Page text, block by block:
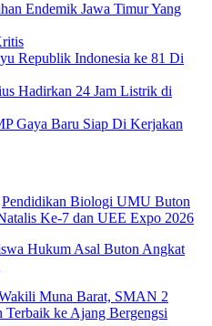
Endemik Jawa Timur Yang
Republik Indonesia ke 81 Di
Hadirkan 24 Jam Listrik di
Gaya Baru Siap Di Kerjakan
Pendidikan Biologi UMU Buton
Ke-7 dan UEE Expo 2026
Hukum Asal Buton Angkat
Muna Barat, SMAN 2
ke Ajang Bergengsi